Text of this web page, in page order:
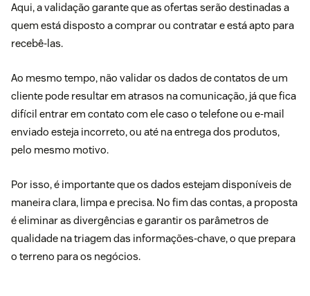
Aqui, a validação garante que as ofertas serão destinadas a
quem está disposto a comprar ou contratar e está apto para
recebê-las.
Ao mesmo tempo, não validar os dados de contatos de um
cliente pode resultar em atrasos na comunicação, já que fica
difícil entrar em contato com ele caso o telefone ou e-mail
enviado esteja incorreto, ou até na entrega dos produtos,
pelo mesmo motivo.
Por isso, é importante que os dados estejam disponíveis de
maneira clara, limpa e precisa. No fim das contas, a proposta
é eliminar as divergências e garantir os parâmetros de
qualidade na triagem das informações-chave, o que prepara
o terreno para os negócios.